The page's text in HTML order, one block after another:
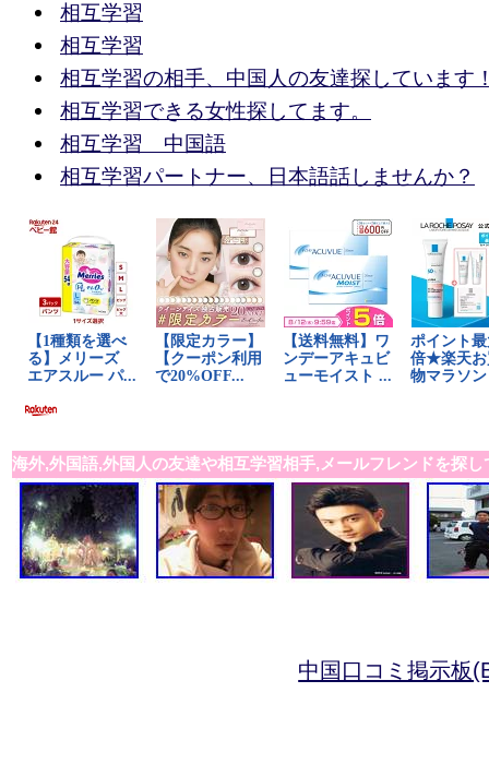
相互学習
相互学習
相互学習の相手、中国人の友達探しています
相互学習できる女性探してます。
相互学習 中国語
相互学習パートナー、日本語話しませんか？
海外,外国語,外国人の友達や相互学習相手,メールフレンドを探し
中国口コミ掲示板